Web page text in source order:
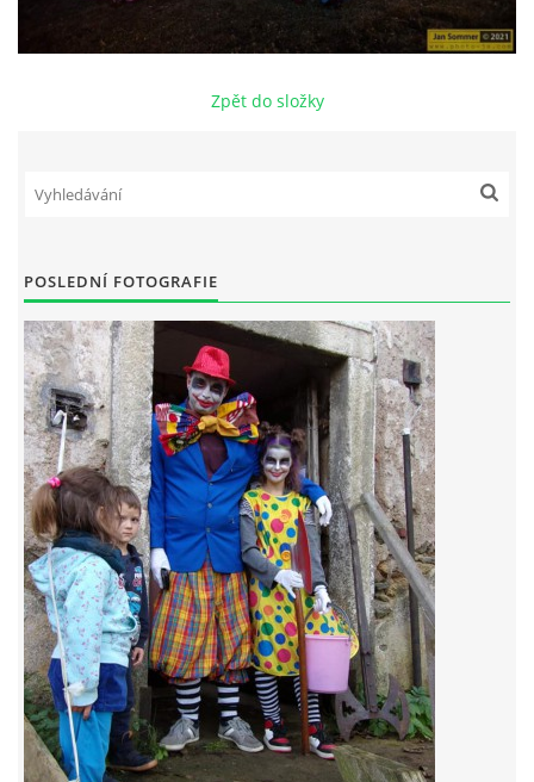
Zpět do složky
POSLEDNÍ FOTOGRAFIE